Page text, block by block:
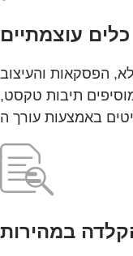
הפסקאות והעיצוב
תיבות טקסט,